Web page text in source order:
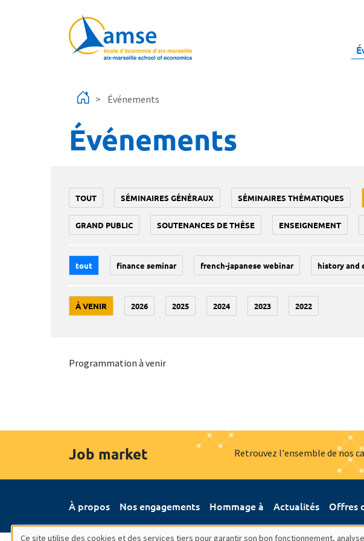
Événements
Événements
TOUT SÉMINAIRES GÉNÉRAUX SÉMINAIRES THÉMATIQUES
GRAND PUBLIC SOUTENANCES DE THÈSE ENSEIGNEMENT
tout finance seminar french-japanese webinar history and
À VENIR 2026 2025 2024 2023 2022
Programmation à venir
Job market Retrouvez l'ensemble de nos
À propos Nos engagements Hommage à Actualités Offres
Ce site utilise des cookies et des services tiers pour garantir son bon fonctionnement,